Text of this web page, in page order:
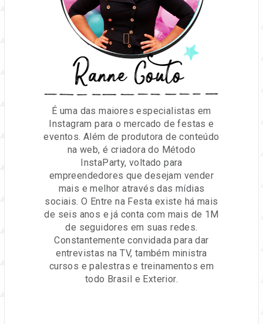
Ranne Couto
É uma das maiores especialistas em
Instagram para o mercado de festas e
eventos. Além de produtora de conteúdo
na web, é criadora do Método
InstaParty, voltado para
empreendedores que desejam vender
mais e melhor através das mídias
sociais. O Entre na Festa existe há mais
de seis anos e já conta com mais de 1M
de seguidores em suas redes.
Constantemente convidada para dar
entrevistas na TV, também ministra
cursos e palestras e treinamentos em
todo Brasil e Exterior.